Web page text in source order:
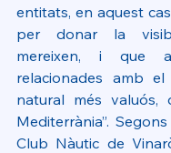
entitats, en aquest
per donar la
mereixen, i que
relacionades amb
natural més
Mediterrània”.
Club Nàutic de